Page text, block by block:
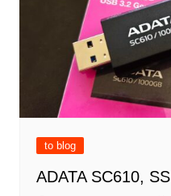
to blog
ADATA SC610,